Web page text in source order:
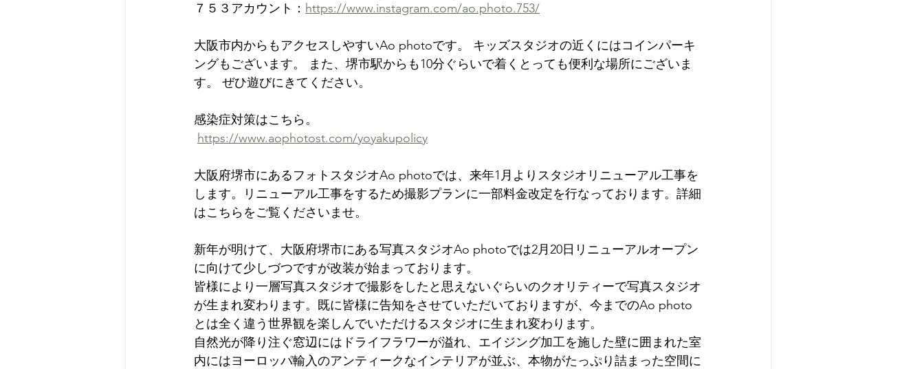
７５３アカウント： https://www.instagram.com/ao.photo.753/
大阪市内からもアクセスしやすいAo photoです。 キッズスタジオの近くにはコインパーキ
ングもございます。 また、堺市駅からも10分ぐらいで着くとっても便利な場所にございま
す。 ぜひ遊びにきてください。
感染症対策はこちら。
https://www.aophotost.com/yoyakupolicy
大阪府堺市にあるフォトスタジオAo photoでは、来年1月よりスタジオリニューアル工事を
します。リニューアル工事をするため撮影プランに一部料金改定を行なっております。詳細
はこちらをご覧くださいませ。
新年が明けて、大阪府堺市にある写真スタジオAo photoでは2月20日リニューアルオープン
に向けて少しづつですが改装が始まっております。
皆様により一層写真スタジオで撮影をしたと思えないぐらいのクオリティーで写真スタジオ
が生まれ変わります。既に皆様に告知をさせていただいておりますが、今までのAo photo
とは全く違う世界観を楽しんでいただけるスタジオに生まれ変わります。
自然光が降り注ぐ窓辺にはドライフラワーが溢れ、エイジング加工を施した壁に囲まれた室
内にはヨーロッパ輸入のアンティークなインテリアが並ぶ、本物がたっぷり詰まった空間に